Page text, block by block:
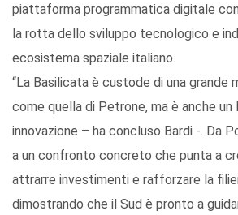
piattaforma programmatica digitale
la rotta dello sviluppo tecnologico e
ecosistema spaziale italiano.
“La Basilicata è custode di una grande
come quella di Petrone, ma è anche
innovazione – ha concluso Bardi -. Da
a un confronto concreto che punta a
attrarre investimenti e rafforzare la
dimostrando che il Sud è pronto a